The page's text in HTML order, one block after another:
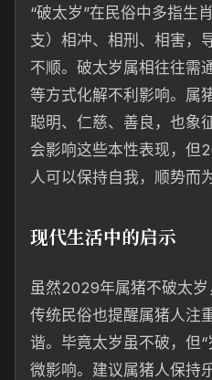
“破太岁”在民俗中多指生
支）相冲、相刑、相害，
不顺。破太岁属相往往需
等方式化解不利影响。属
聪明、仁慈、善良，也象
会影响这些本性表现，但
人可以保持自我，顺势而为
现代生活中的启示
虽然2029年属猪不破太
传统民俗也提醒属猪人注
谐。毕竟太岁虽不破，但
微影响。建议属猪人保持